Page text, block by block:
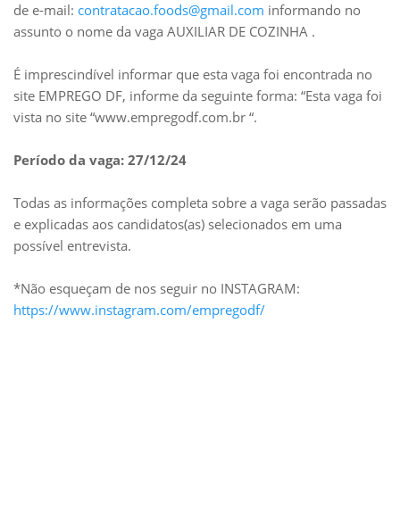
de e-mail: contratacao.foods@gmail.com informando no
assunto o nome da vaga AUXILIAR DE COZINHA .
É imprescindível informar que esta vaga foi encontrada no
site EMPREGO DF, informe da seguinte forma: “Esta vaga foi
vista no site “www.empregodf.com.br “.
Período da vaga: 27/12/24
Todas as informações completa sobre a vaga serão passadas
e explicadas aos candidatos(as) selecionados em uma
possível entrevista.
*Não esqueçam de nos seguir no INSTAGRAM:
https://www.instagram.com/empregodf/